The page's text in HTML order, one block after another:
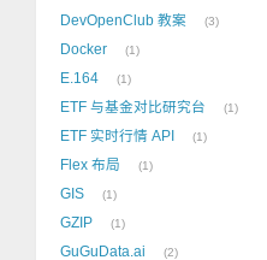
DevOpenClub 教案 3
Docker 1
E.164 1
ETF 与基金对比研究台 1
ETF 实时行情 API 1
Flex 布局 1
GIS 1
GZIP 1
GuGuData.ai 2